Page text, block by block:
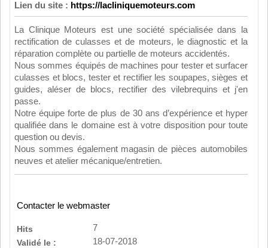
Lien du site : https://lacliniquemoteurs.com
La Clinique Moteurs est une société spécialisée dans la
rectification de culasses et de moteurs, le diagnostic et la
réparation complète ou partielle de moteurs accidentés.
Nous sommes équipés de machines pour tester et surfacer
culasses et blocs, tester et rectifier les soupapes, sièges et
guides, aléser de blocs, rectifier des vilebrequins et j'en
passe.
Notre équipe forte de plus de 30 ans d’expérience et hyper
qualifiée dans le domaine est à votre disposition pour toute
question ou devis.
Nous sommes également magasin de pièces automobiles
neuves et atelier mécanique/entretien.
Contacter le webmaster
Hits
7
Validé le :
18-07-2018